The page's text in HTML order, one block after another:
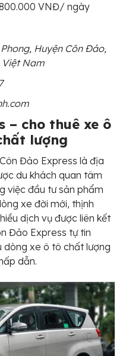
VNĐ/ ngày
Huyện Côn Đảo,
Việt Nam
– cho thuê xe ô
lượng
Đảo Express là địa
du khách quan tâm
việc đầu tư sản phẩm
xe đời mới, thịnh
dịch vụ được liên kết
Đảo Express tự tin
dòng xe ô tô chất lượng
dẫn.